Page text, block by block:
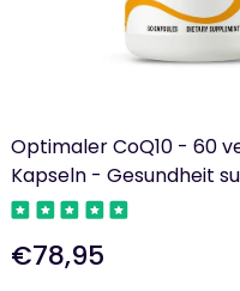
Optimaler CoQ10 - 60
Kapseln - Gesundheit
Regulärer
€78,95